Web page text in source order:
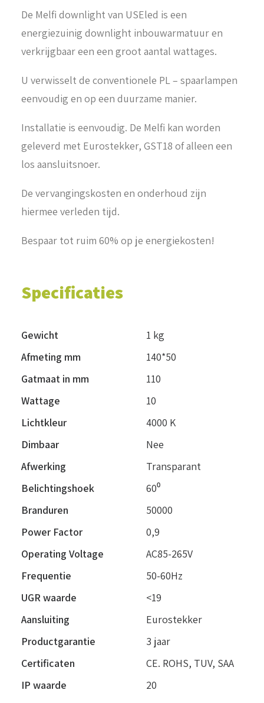
De Melfi downlight van USEled is een
energiezuinig downlight inbouwarmatuur en
verkrijgbaar een een groot aantal wattages.
U verwisselt de conventionele PL – spaarlampen
eenvoudig en op een duurzame manier.
Installatie is eenvoudig. De Melfi kan worden
geleverd met Eurostekker, GST18 of alleen een
los aansluitsnoer.
De vervangingskosten en onderhoud zijn
hiermee verleden tijd.
Bespaar tot ruim 60% op je energiekosten!
Specificaties
Gewicht
1 kg
Afmeting mm
140*50
Gatmaat in mm
110
Wattage
10
Lichtkleur
4000 K
Dimbaar
Nee
Afwerking
Transparant
Belichtingshoek
60⁰
Branduren
50000
Power Factor
0,9
Operating Voltage
AC85-265V
Frequentie
50-60Hz
UGR waarde
<19
Aansluiting
Eurostekker
Productgarantie
3 jaar
Certificaten
CE. ROHS, TUV, SAA
IP waarde
20